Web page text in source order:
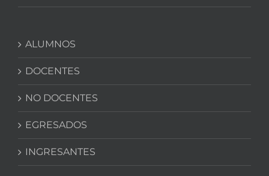
ALUMNOS
DOCENTES
NO DOCENTES
EGRESADOS
INGRESANTES